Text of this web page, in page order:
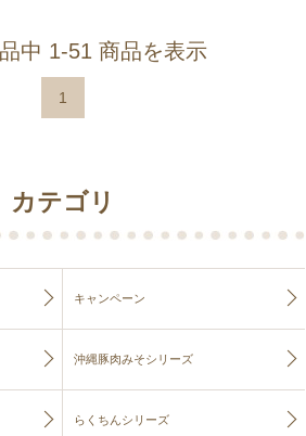
中 1-51 商品を表示
1
カテゴリ
キャンペーン
沖縄豚肉みそシリーズ
らくちんシリーズ